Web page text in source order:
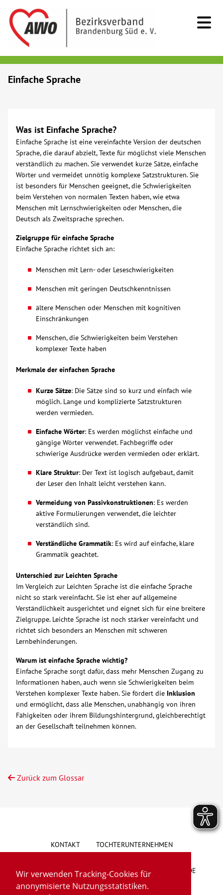
Wir verwenden Tracking-Cookies für
anonymisierte Nutzungsstatistiken.
Menschen mit Behinderung
Beratung & Hilfe
Begegnung
Bildung
Über uns
Veranstaltungen
Glossar
Suche
Kontakt
AWO BB Süd
Einfache Sprache
Was ist Einfache Sprache?
Einfache Sprache ist eine vereinfachte Version der deutschen
Sprache, die darauf abzielt, Texte für möglichst viele Menschen
verständlich zu machen. Sie verwendet kurze Sätze, einfache
Wörter und vermeidet unnötig komplexe Satzstrukturen. Sie
ist besonders für Menschen geeignet, die Schwierigkeiten
beim Verstehen von normalen Texten haben, wie etwa
Menschen mit Lernschwierigkeiten oder Menschen, die
Deutsch als Zweitsprache sprechen.
Zielgruppe für einfache Sprache
Einfache Sprache richtet sich an:
Menschen mit Lern- oder Leseschwierigkeiten
Menschen mit geringen Deutschkenntnissen
ältere Menschen oder Menschen mit kognitiven
Einschränkungen
Menschen, die Schwierigkeiten beim Verstehen
komplexer Texte haben
Merkmale der einfachen Sprache
Kurze Sätze: Die Sätze sind so kurz und einfach wie
möglich. Lange und komplizierte Satzstrukturen
werden vermieden.
Einfache Wörter: Es werden möglichst einfache und
gängige Wörter verwendet. Fachbegriffe oder
schwierige Ausdrücke werden vermieden oder erklärt.
Klare Struktur: Der Text ist logisch aufgebaut, damit
der Leser den Inhalt leicht verstehen kann.
Vermeidung von Passivkonstruktionen: Es werden
aktive Formulierungen verwendet, die leichter
verständlich sind.
Verständliche Grammatik: Es wird auf einfache, klare
Grammatik geachtet.
Unterschied zur Leichten Sprache
Im Vergleich zur Leichten Sprache ist die einfache Sprache
nicht so stark vereinfacht. Sie ist eher auf allgemeine
Verständlichkeit ausgerichtet und eignet sich für eine breitere
Zielgruppe. Leichte Sprache ist noch stärker vereinfacht und
richtet sich besonders an Menschen mit schweren
Lernbehinderungen.
Warum ist einfache Sprache wichtig?
Einfache Sprache sorgt dafür, dass mehr Menschen Zugang zu
Informationen haben, auch wenn sie Schwierigkeiten beim
Verstehen komplexer Texte haben. Sie fördert die Inklusion
und ermöglicht, dass alle Menschen, unabhängig von ihren
Fähigkeiten oder ihrem Bildungshintergrund, gleichberechtigt
an der Gesellschaft teilnehmen können.
Zurück zum Glossar
KONTAKT TOCHTERUNTERNEHMEN
HINWEISGEBERSYSTEM VORSCHLAG/BESCHWERDE